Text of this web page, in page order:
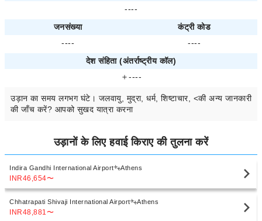
----
जनसंख्या
कंट्री कोड
----
----
देश संहिता (अंतर्राष्ट्रीय कॉल)
＋----
उड़ान का समय लगभग घंटे। जलवायु, मुद्रा, धर्म, शिष्टाचार, <की अन्य जानकारी
की जाँच करें? आपको सुखद यात्रा करना
उड़ानों के लिए हवाई किराए की तुलना करें
Indira Gandhi International Airport Athens
INR46,654〜
Chhatrapati Shivaji International Airport Athens
INR48,881〜